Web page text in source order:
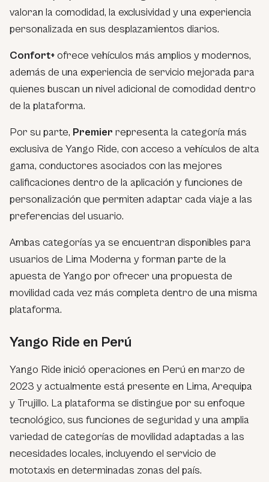
valoran la comodidad, la exclusividad y una experiencia
personalizada en sus desplazamientos diarios.
Confort+ofrece vehículos más amplios y modernos,
además de una experiencia de servicio mejorada para
quienes buscan un nivel adicional de comodidad dentro
de la plataforma.
Por su parte, Premier representa la categoría más
exclusiva de Yango Ride, con acceso a vehículos de alta
gama, conductores asociados con las mejores
calificaciones dentro de la aplicación y funciones de
personalización que permiten adaptar cada viaje a las
preferencias del usuario.
Ambas categorías ya se encuentran disponibles para
usuarios de Lima Moderna y forman parte de la
apuesta de Yango por ofrecer una propuesta de
movilidad cada vez más completa dentro de una misma
plataforma.
Yango Ride en Perú
Yango Ride inició operaciones en Perú en marzo de
2023 y actualmente está presente en Lima, Arequipa
y Trujillo. La plataforma se distingue por su enfoque
tecnológico, sus funciones de seguridad y una amplia
variedad de categorías de movilidad adaptadas a las
necesidades locales, incluyendo el servicio de
mototaxis en determinadas zonas del país.